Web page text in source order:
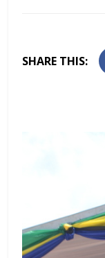
SHARE THIS: